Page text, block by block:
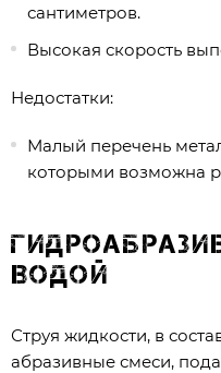
сантиметров.
Высокая скорость
Недостатки:
Малый перечень
которыми возможна
водой
Струя жидкости, в
абразивные смеси,